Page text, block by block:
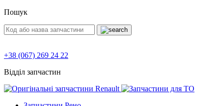
Пошук
+38 (067) 269 24 22
Відділ запчастин